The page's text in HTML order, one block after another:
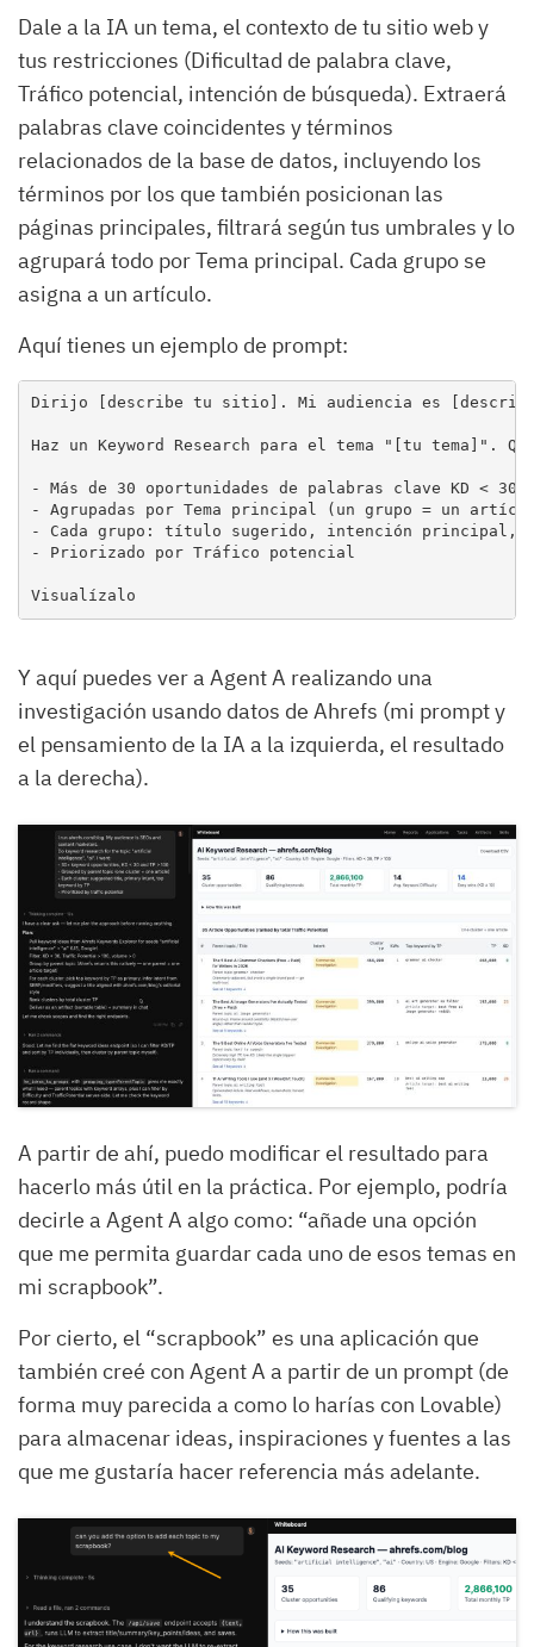
Dale a la IA un tema, el contexto de tu sitio web y
tus restricciones (Dificultad de palabra clave,
Tráfico potencial, intención de búsqueda). Extraerá
palabras clave coincidentes y términos
relacionados de la base de datos, incluyendo los
términos por los que también posicionan las
páginas principales, filtrará según tus umbrales y lo
agrupará todo por Tema principal. Cada grupo se
asigna a un artículo.
Aquí tienes un ejemplo de prompt:
Dirijo [describe tu sitio]. Mi audiencia es
Haz un Keyword Research para el tema "[tu tema]".
- Más de 30 oportunidades de palabras clave KD < 30
- Agrupadas por Tema principal (un grupo = un
- Cada grupo: título sugerido, intención principal,
- Priorizado por Tráfico potencial
Visualízalo
Y aquí puedes ver a Agent A realizando una
investigación usando datos de Ahrefs (mi prompt y
el pensamiento de la IA a la izquierda, el resultado
a la derecha).
A partir de ahí, puedo modificar el resultado para
hacerlo más útil en la práctica. Por ejemplo, podría
decirle a Agent A algo como: “añade una opción
que me permita guardar cada uno de esos temas en
mi scrapbook”.
Por cierto, el “scrapbook” es una aplicación que
también creé con Agent A a partir de un prompt (de
forma muy parecida a como lo harías con Lovable)
para almacenar ideas, inspiraciones y fuentes a las
que me gustaría hacer referencia más adelante.